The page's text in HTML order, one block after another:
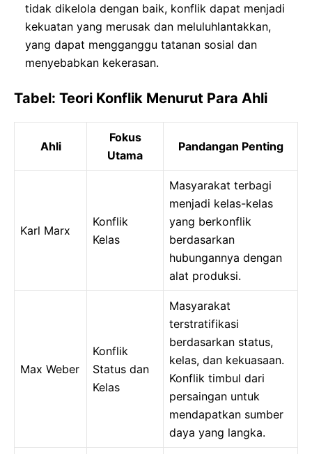
tidak dikelola dengan baik, konflik dapat menjadi
kekuatan yang merusak dan meluluhlantakkan,
yang dapat mengganggu tatanan sosial dan
menyebabkan kekerasan.
Tabel: Teori Konflik Menurut Para Ahli
Ahli
Fokus
Utama
Pandangan Penting
Karl Marx
Konflik
Kelas
Masyarakat terbagi
menjadi kelas-kelas
yang berkonflik
berdasarkan
hubungannya dengan
alat produksi.
Max Weber
Konflik
Status dan
Kelas
Masyarakat
terstratifikasi
berdasarkan status,
kelas, dan kekuasaan.
Konflik timbul dari
persaingan untuk
mendapatkan sumber
daya yang langka.